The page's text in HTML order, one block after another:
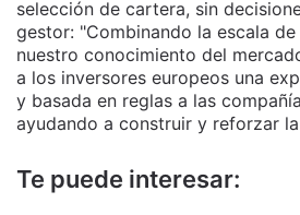
selección de cartera, sin
gestor: "Combinando la escala
nuestro conocimiento del
a los inversores europeos una
y basada en reglas a las
ayudando a construir y reforzar
Te puede interesar: